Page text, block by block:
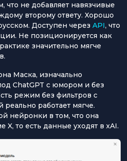
что не добавляет навязчивые
второму ответу. Хорошо
Доступен через API, что
Не позиционируется как
значительно мягче
Маска, изначально
ChatGPT с юмором и без
режим без фильтров с
реально работает мягче.
нейронки в том, что она
X, то есть данные уходят в xAI.